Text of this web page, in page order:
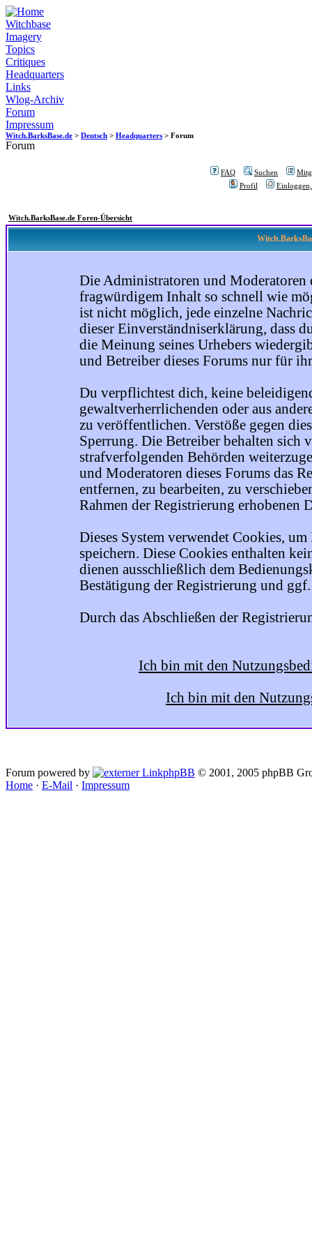
Witchbase
Imagery
Topics
Critiques
Headquarters
Links
Wlog-Archiv
Forum
Impressum
Witch.BarksBase.de > Deutsch > Headquarters > Forum
Forum
FAQ Suchen
Profil
Witch.BarksBase.de Foren-Übersicht
Die Administratoren und Moderatoren
fragwürdigem Inhalt so schnell wie
ist nicht möglich, jede einzelne
dieser Einverständniserklärung, dass
die Meinung seines Urhebers
und Betreiber dieses Forums nur für
Du verpflichtest dich, keine
gewaltverherrlichenden oder aus
zu veröffentlichen. Verstöße gegen
Sperrung. Die Betreiber behalten sich
strafverfolgenden Behörden
und Moderatoren dieses Forums das
entfernen, zu bearbeiten, zu
Rahmen der Registrierung erhobenen
Dieses System verwendet Cookies,
speichern. Diese Cookies enthalten
dienen ausschließlich dem
Bestätigung der Registrierung und ggf.
Durch das Abschließen der
Ich bin mit den
Ich bin mit den
Forum powered by phpBB © 2001, 2005 phpBB
Home · E-Mail · Impressum